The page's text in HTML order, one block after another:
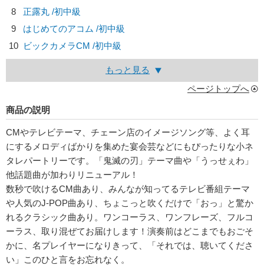
8
正露丸 /初中級
9
はじめてのアコム /初中級
10 ビックカメラCM /初中級
もっと見る
ページトップへ
商品の説明
CMやテレビテーマ、チェーン店のイメージソング等、よく耳
にするメロディばかりを集めた宴会芸などにもぴったりな小ネ
タレパートリーです。「鬼滅の刃」テーマ曲や「うっせぇわ」
他話題曲が加わりリニューアル！
数秒で吹けるCM曲あり、みんなが知ってるテレビ番組テーマ
や人気のJ-POP曲あり、ちょこっと吹くだけで「おっ」と驚か
れるクラシック曲あり。ワンコーラス、ワンフレーズ、フルコ
ーラス、取り混ぜてお届けします！演奏前はどこまでもおごそ
かに、名プレイヤーになりきって、「それでは、聴いてくださ
い」このひと言をお忘れなく。